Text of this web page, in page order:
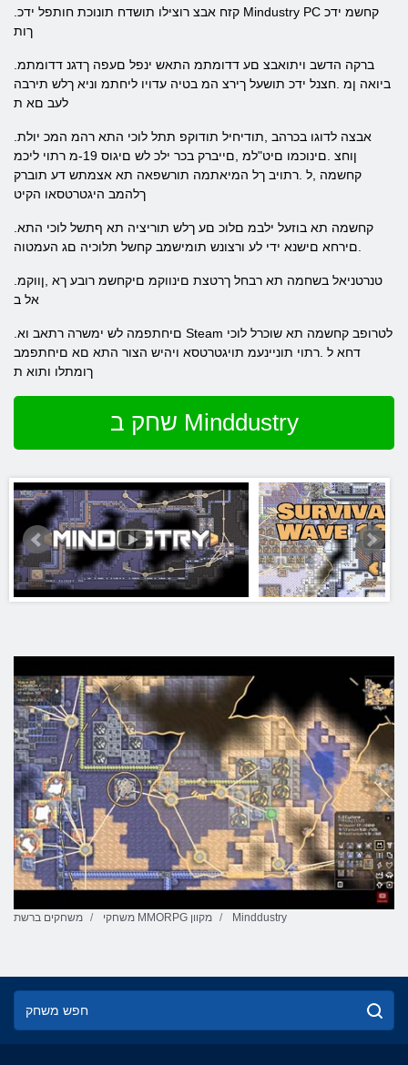
ךות
ביואה ןמ .חצנל ידכ תושעל ךירצ המ בטיה עדויו ליחתמ וניא ךלש תירבה
לעב םא ת
ןוחצ .םינוכמו םיט"למ ,םייברק בכר ילכ לש םיגוס 19-מ רתוי ליכמ
קחשמה ,ל .רתויב ךל המיאתמה תורשפאה תא אצמתש דע תוברק
ךלהמב היגטרטסאו הקיט
.םירחא םישנא ידי לע ורצונש תומישמב קחשל תלוכיה םג העמטוה
אל ב
דחא ל .רתוי תוניינעמ תויגטרטסא ויהיש הצור התא םא םיחתפמב
ךומתלו ותוא ת
שחק ב Minddustry
משחקים ברשת משחקי MMORPG מקוון Minddustry